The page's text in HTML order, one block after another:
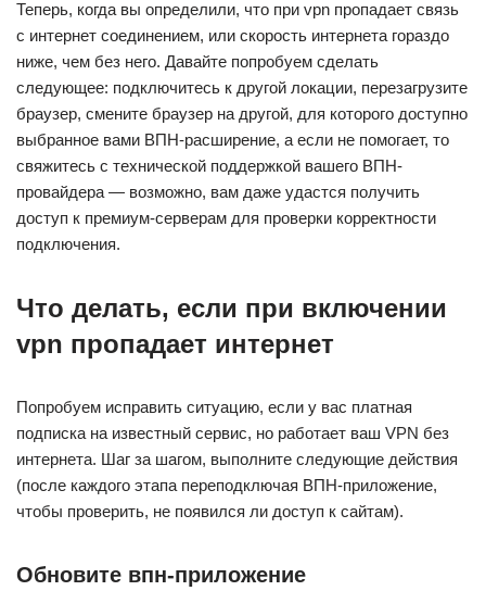
Теперь, когда вы определили, что при vpn пропадает cвязь
с интернет соединением, или скорость интернета гораздо
ниже, чем без него. Давайте попробуем сделать
следующее: подключитесь к другой локации, перезагрузите
браузер, смените браузер на другой, для которого доступно
выбранное вами ВПН-расширение, а если не помогает, то
свяжитесь с технической поддержкой вашего ВПН-
провайдера — возможно, вам даже удастся получить
доступ к премиум-серверам для проверки корректности
подключения.
Что делать, если при включении
vpn пропадает интернет
Попробуем исправить ситуацию, если у вас платная
подписка на известный сервис, но работает ваш VPN без
интернета. Шаг за шагом, выполните следующие действия
(после каждого этапа переподключая ВПН-приложение,
чтобы проверить, не появился ли доступ к сайтам).
Обновите впн-приложение